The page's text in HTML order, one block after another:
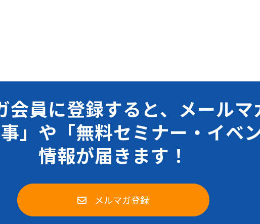
会員に登録すると、メールマ
」や「無料セミナー・イベン
情報が届きます！
メルマガ登録